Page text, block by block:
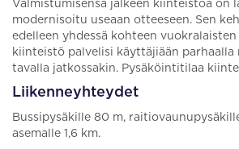
Valmistumisensa jälkeen kiinteistöä on
modernisoitu useaan otteeseen. Sen
edelleen yhdessä kohteen vuokralaisten
kiinteistö palvelisi käyttäjiään parhaalla
tavalla jatkossakin. Pysäköintitilaa
Liikenneyhteydet
Bussipysäkille 80 m,
asemalle 1,6 km.